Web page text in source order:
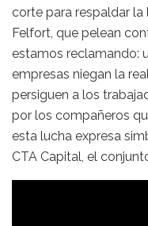
corte para respaldar
Felfort, que pelean
estamos reclamando:
empresas niegan la
persiguen a los
por los compañeros
esta lucha expresa
CTA Capital, el